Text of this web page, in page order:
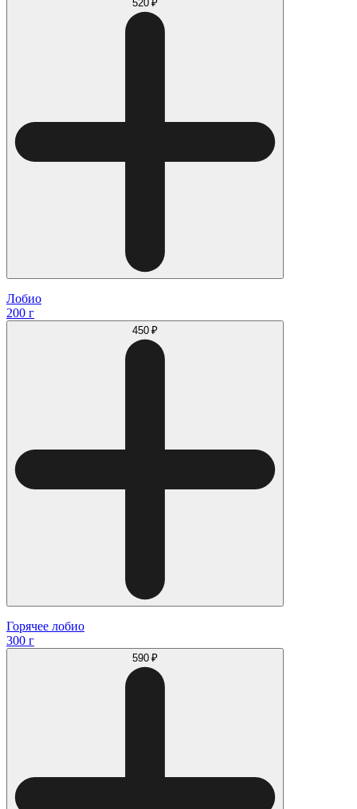
520 ₽
Лобио
200 г
450 ₽
Горячее лобио
300 г
590 ₽